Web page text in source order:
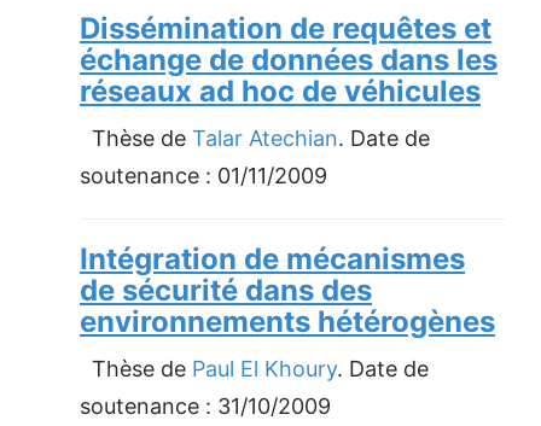
Dissémination de requêtes et
échange de données dans les
réseaux ad hoc de véhicules
Thèse de Talar Atechian. Date de
soutenance : 01/11/2009
Intégration de mécanismes
de sécurité dans des
environnements hétérogènes
Thèse de Paul El Khoury. Date de
soutenance : 31/10/2009